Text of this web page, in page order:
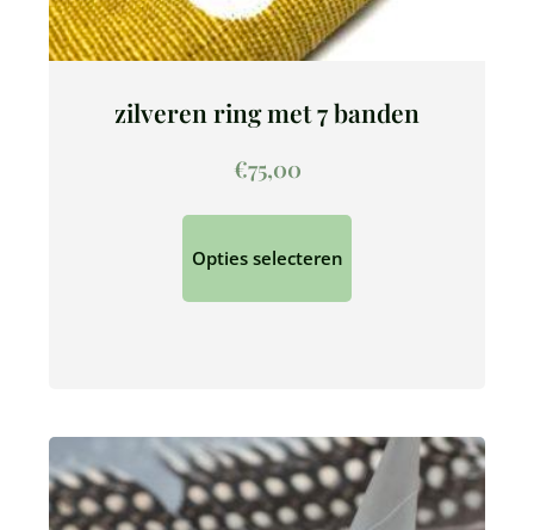
zilveren ring met 7 banden
€75,00
Opties selecteren